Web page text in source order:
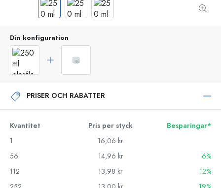
Din konfiguration
PRISER OCH RABATTER
Kvantitet Pris per styck
Besparingar*
1
16,06 kr
56
14,96 kr
6%
112
13,98 kr
12%